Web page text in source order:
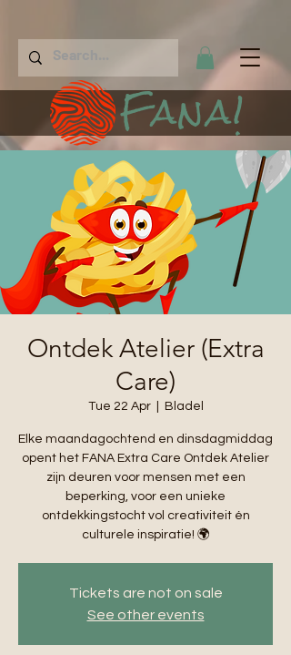
Fana!
Ontdek Atelier (Extra
Care)
Tue 22 Apr
  |
Bladel
Elke maandagochtend en dinsdagmiddag
opent het FANA Extra Care Ontdek Atelier
zijn deuren voor mensen met een
beperking, voor een unieke
ontdekkingstocht vol creativiteit én
culturele inspiratie! 🌍
Tickets are not on sale
See other events